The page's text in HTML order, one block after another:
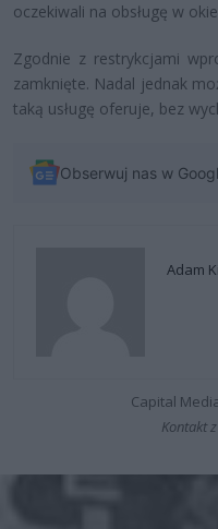
oczekiwali na obsługę w
Zgodnie z restrykcjami
zamknięte. Nadal jednak
taką usługę oferuje, bez
Obserwuj nas w
Adam
Capital
Kontakt